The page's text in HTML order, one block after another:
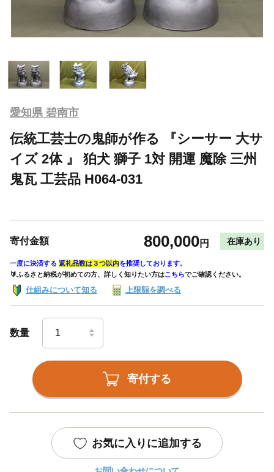
愛知県 碧南市
伝統工芸士の鬼師が作る 『シーサー 大サ
イズ 2体 』 狛犬 獅子 1対 開運 魔除 三州
鬼瓦 工芸品 H064-031
寄付金額 800,000円 在庫あり
一度に決済する 返礼品数は３つ以内を推奨しております。
🔰ふるさと納税が初めての方、詳しく知りたい方はこちらでご確認ください。
仕組みについて知る 上限額を調べる
数量
寄付する
お気に入りに追加する